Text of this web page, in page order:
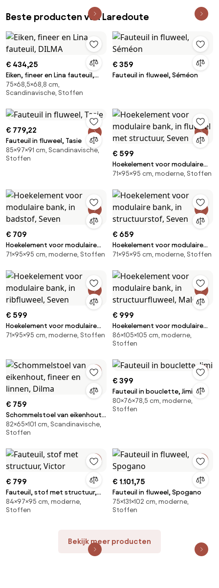
Beste producten van Laredoute
€ 434,25
Eiken, fineer en Lina fauteuil,
DILMA
75×68,5×68,8 cm,
Scandinavische, Stoffen
€ 359
Fauteuil in fluweel, Séméon
€ 779,22
Fauteuil in fluweel, Tasie
85×97×91 cm, Scandinavische,
Stoffen
€ 599
Hoekelement voor modulaire
bank, in fluweel met structuur,
71×95×95 cm, moderne, Stoffen
€ 709
Hoekelement voor modulaire
bank, in badstof, Seven
71×95×95 cm, moderne, Stoffen
€ 659
Hoekelement voor modulaire
bank, in structuurstof, Seven
71×95×95 cm, moderne, Stoffen
€ 599
Hoekelement voor modulaire
bank, in ribfluweel, Seven
71×95×95 cm, moderne, Stoffen
€ 999
Hoekelement voor modulaire
bank, in structuurfluweel, Malo
86×105×105 cm, moderne,
Stoffen
€ 759
Schommelstoel van eikenhout,
fineer en linnen, Dilma
82×65×101 cm, Scandinavische,
Stoffen
€ 399
Fauteuil in bouclette, Jimi
80×76×78,5 cm, moderne,
Stoffen
€ 799
Fauteuil, stof met structuur,
Victor
84×97×95 cm, moderne,
Stoffen
€ 1.101,75
Fauteuil in fluweel, Spogano
75×131×102 cm, moderne,
Stoffen
Bekijk meer producten